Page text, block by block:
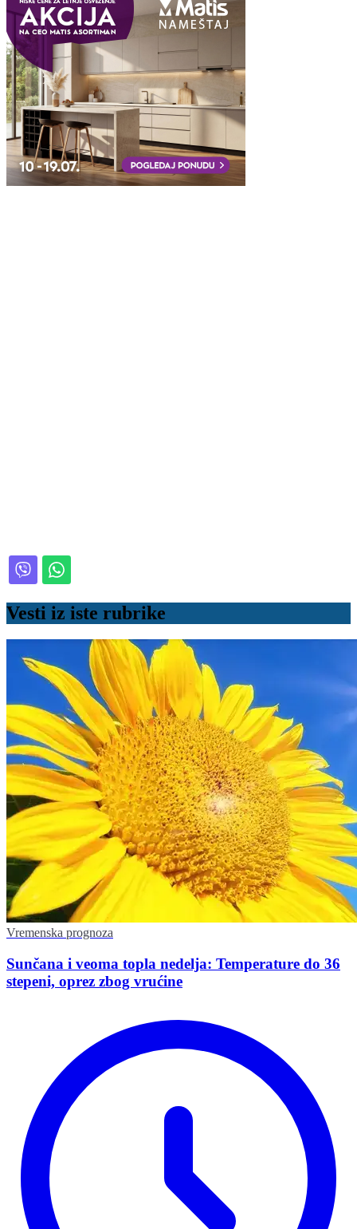
Vesti iz iste rubrike
Vremenska prognoza
Sunčana i veoma topla nedelja: Temperature do 36
stepeni, oprez zbog vrućine